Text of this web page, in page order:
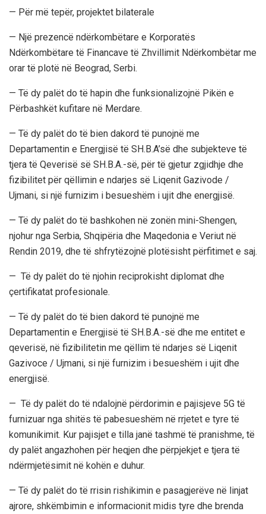
— Për më tepër, projektet bilaterale
— Një prezencë ndërkombëtare e Korporatës
Ndërkombëtare të Financave të Zhvillimit Ndërkombëtar me
orar të plotë në Beograd, Serbi.
— Të dy palët do të hapin dhe funksionalizojnë Pikën e
Përbashkët kufitare në Merdare.
— Të dy palët do të bien dakord të punojnë me
Departamentin e Energjisë të SH.B.A’së dhe subjekteve të
tjera të Qeverisë së SH.B.A.-së, për të gjetur zgjidhje dhe
fizibilitet për qëllimin e ndarjes së Liqenit Gazivode /
Ujmani, si një furnizim i besueshëm i ujit dhe energjisë.
— Të dy palët do të bashkohen në zonën mini-Shengen,
njohur nga Serbia, Shqipëria dhe Maqedonia e Veriut në
Rendin 2019, dhe të shfrytëzojnë plotësisht përfitimet e saj.
— Të dy palët do të njohin reciprokisht diplomat dhe
çertifikatat profesionale.
— Të dy palët do të bien dakord të punojnë me
Departamentin e Energjisë të SH.B.A.-së dhe me entitet e
qeverisë, në fizibilitetin me qëllim të ndarjes së Liqenit
Gazivoce / Ujmani, si një furnizim i besueshëm i ujit dhe
energjisë.
— Të dy palët do të ndalojnë përdorimin e pajisjeve 5G të
furnizuar nga shitës të pabesueshëm në rrjetet e tyre të
komunikimit. Kur pajisjet e tilla janë tashmë të pranishme, të
dy palët angazhohen për heqjen dhe përpjekjet e tjera të
ndërmjetësimit në kohën e duhur.
— Të dy palët do të rrisin rishikimin e pasagjerëve në linjat
ajrore, shkëmbimin e informacionit midis tyre dhe brenda